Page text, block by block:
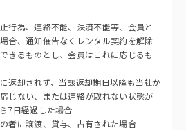
行為、連絡不能、決済不能等、会員と
合、通知催告なくレンタル契約を解除
きるものとし、会員はこれに応じるも
返却されず、当該返却期日以降も当社か
じない、または連絡が取れない状態が
7日経過した場合
者に譲渡、貸与、占有された場合